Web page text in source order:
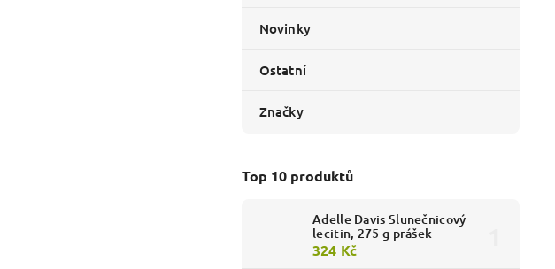
Novinky
Ostatní
Značky
Top 10 produktů
Adelle Davis Slunečnicový
lecitin, 275 g prášek
324 Kč